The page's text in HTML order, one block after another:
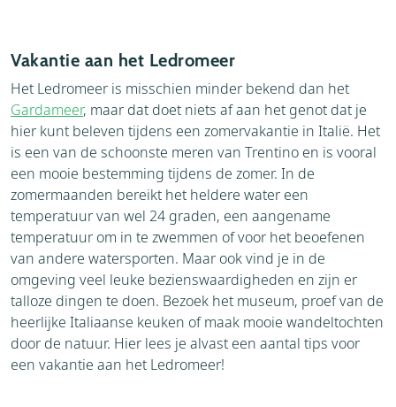
Vakantie aan het Ledromeer
Het Ledromeer is misschien minder bekend dan het
Gardameer, maar dat doet niets af aan het genot dat je
hier kunt beleven tijdens een zomervakantie in Italië. Het
is een van de schoonste meren van Trentino en is vooral
een mooie bestemming tijdens de zomer. In de
zomermaanden bereikt het heldere water een
temperatuur van wel 24 graden, een aangename
temperatuur om in te zwemmen of voor het beoefenen
van andere watersporten. Maar ook vind je in de
omgeving veel leuke bezienswaardigheden en zijn er
talloze dingen te doen. Bezoek het museum, proef van de
heerlijke Italiaanse keuken of maak mooie wandeltochten
door de natuur. Hier lees je alvast een aantal tips voor
een vakantie aan het Ledromeer!